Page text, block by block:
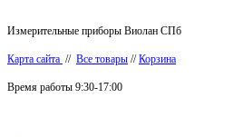
к
содержимому
Измерительные приборы Виолан СПб
Карта сайта // Все товары //Корзина
Время работы 9:30-17:00